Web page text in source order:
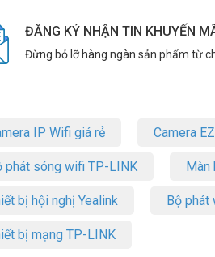
ĐĂNG KÝ NHẬN TIN KHUYẾN
Đừng bỏ lỡ hàng ngàn sản phẩm từ
IP Wifi giá rẻ Camera
phát sóng wifi TP-LINK Màn
bị hội nghị Yealink Bộ phát
bị mạng TP-LINK